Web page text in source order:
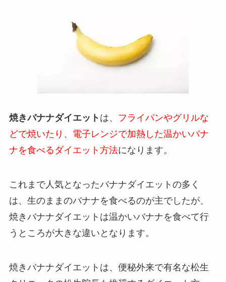
焼きバナナダイエット は、
フライパンやグリルな
どで焼いたり、電子レンジで加熱した温かいバナ
ナを食べるダイエット方法になります。
これまで人気となったバナナダイエットの多く
は、生のままのバナナを食べるのが主でしたが、
焼きバナナダイエットは温かいバナナを食べて行
うところが大きな違いとなります。
焼きバナナダイエットは、便秘外来で有名な松生